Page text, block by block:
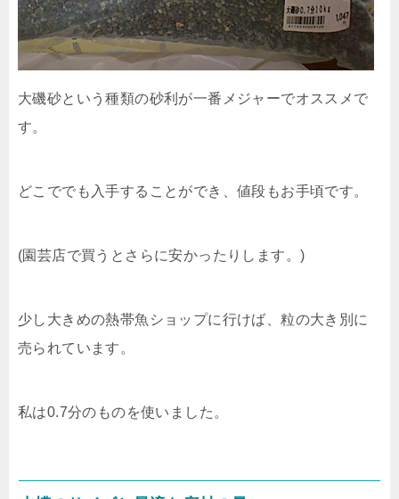
大磯砂という種類の砂利が一番メジャーでオススメで
す。
どこででも入手することができ、値段もお手頃です。
(園芸店で買うとさらに安かったりします。)
少し大きめの熱帯魚ショップに行けば、粒の大き別に
売られています。
私は0.7分のものを使いました。